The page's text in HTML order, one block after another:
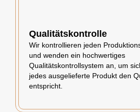
Qualitätskontrolle
Wir kontrollieren jeden
und wenden ein hochwertiges
Qualitätskontrollsystem an, um
jedes ausgelieferte Produkt den
entspricht.